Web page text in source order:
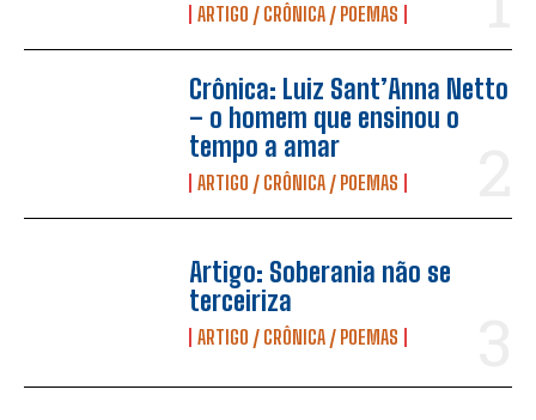
ARTIGO / CRÔNICA / POEMAS
Crônica: Luiz Sant’Anna Netto
– o homem que ensinou o
tempo a amar
ARTIGO / CRÔNICA / POEMAS
Artigo: Soberania não se
terceiriza
ARTIGO / CRÔNICA / POEMAS